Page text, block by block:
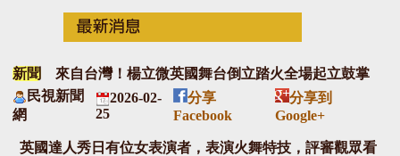
新聞
來自台灣！楊立微英國舞台倒立踏火全場起立鼓掌
民視新聞
網
2026-02-
25
分享
Facebook
分享到
Google+
英國達人秀日有位女表演者，表演火舞特技，評審觀眾看